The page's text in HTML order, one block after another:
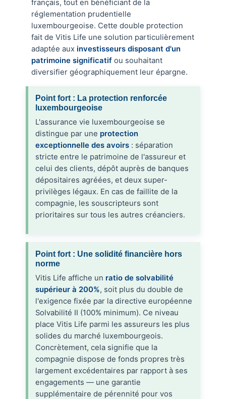
français, tout en bénéficiant de la
réglementation prudentielle
luxembourgeoise. Cette double protection
fait de Vitis Life une solution particulièrement
adaptée aux investisseurs disposant d'un
patrimoine significatif ou souhaitant
diversifier géographiquement leur épargne.
Point fort : La protection renforcée
luxembourgeoise
L'assurance vie luxembourgeoise se
distingue par une protection
exceptionnelle des avoirs: séparation
stricte entre le patrimoine de l'assureur et
celui des clients, dépôt auprès de banques
dépositaires agréées, et deux super-
privilèges légaux. En cas de faillite de la
compagnie, les souscripteurs sont
prioritaires sur tous les autres créanciers.
Point fort : Une solidité financière hors
norme
Vitis Life affiche un ratio de solvabilité
supérieur à 200%, soit plus du double de
l'exigence fixée par la directive européenne
Solvabilité II (100% minimum). Ce niveau
place Vitis Life parmi les assureurs les plus
solides du marché luxembourgeois.
Concrètement, cela signifie que la
compagnie dispose de fonds propres très
largement excédentaires par rapport à ses
engagements — une garantie
supplémentaire de pérennité pour vos